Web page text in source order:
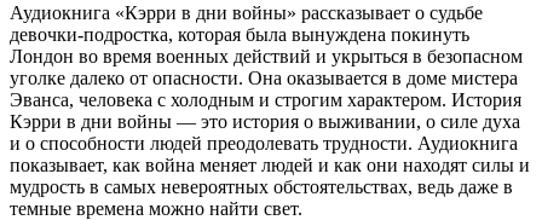
Аудиокнига «Кэрри в дни войны» рассказывает о судьбе
девочки-подростка, которая была вынуждена покинуть
Лондон во время военных действий и укрыться в безопасном
уголке далеко от опасности. Она оказывается в доме мистера
Эванса, человека с холодным и строгим характером. История
Кэрри в дни войны — это история о выживании, о силе духа
и о способности людей преодолевать трудности. Аудиокнига
показывает, как война меняет людей и как они находят силы и
мудрость в самых невероятных обстоятельствах, ведь даже в
темные времена можно найти свет.